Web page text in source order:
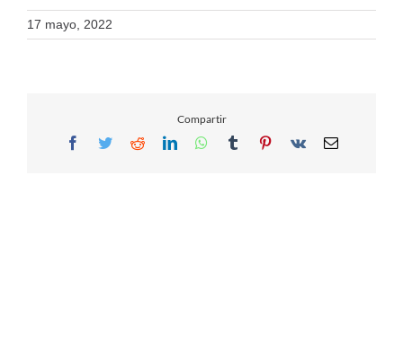
17 mayo, 2022
Compartir
Facebook
TwitterRedditLinkedInWhatsApp
TumblrPinterest
Vk Email